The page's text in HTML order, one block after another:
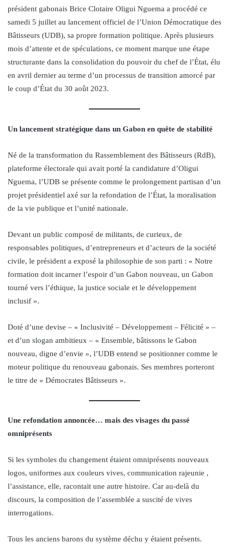
président gabonais Brice Clotaire Oligui Nguema a procédé ce
samedi 5 juillet au lancement officiel de l’Union Démocratique des
Bâtisseurs (UDB), sa propre formation politique. Après plusieurs
mois d’attente et de spéculations, ce moment marque une étape
structurante dans la consolidation du pouvoir du chef de l’État, élu
en avril dernier au terme d’un processus de transition amorcé par
le coup d’État du 30 août 2023.
Un lancement stratégique dans un Gabon en quête de stabilité
Né de la transformation du Rassemblement des Bâtisseurs (RdB),
plateforme électorale qui avait porté la candidature d’Oligui
Nguema, l’UDB se présente comme le prolongement partisan d’un
projet présidentiel axé sur la refondation de l’État, la moralisation
de la vie publique et l’unité nationale.
Devant un public composé de militants, de curieux, de
responsables politiques, d’entrepreneurs et d’acteurs de la société
civile, le président a exposé la philosophie de son parti : « Notre
formation doit incarner l’espoir d’un Gabon nouveau, un Gabon
tourné vers l’éthique, la justice sociale et le développement
inclusif ».
Doté d’une devise – « Inclusivité – Développement – Félicité » –
et d’un slogan ambitieux – « Ensemble, bâtissons le Gabon
nouveau, digne d’envie », l’UDB entend se positionner comme le
moteur politique du renouveau gabonais. Ses membres porteront
le titre de « Démocrates Bâtisseurs ».
Une refondation annoncée… mais des visages du passé
omniprésents
Si les symboles du changement étaient omniprésents nouveaux
logos, uniformes aux couleurs vives, communication rajeunie ,
l’assistance, elle, racontait une autre histoire. Car au-delà du
discours, la composition de l’assemblée a suscité de vives
interrogations.
Tous les anciens barons du système déchu y étaient présents.